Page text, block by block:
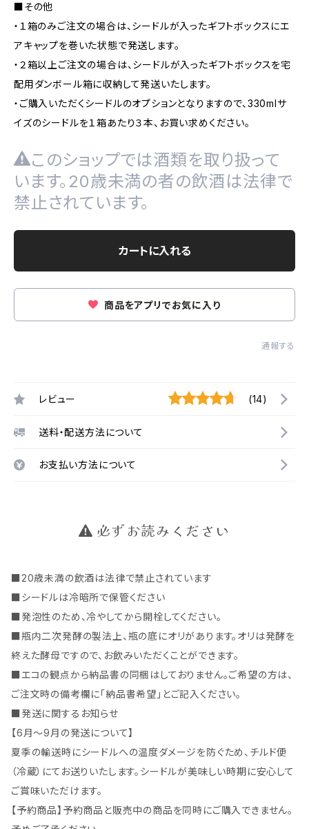
■その他
・１箱のみご注文の場合は、シードルが入ったギフトボックスにエ
アキャップを巻いた状態で発送します。
・２箱以上ご注文の場合は、シードルが入ったギフトボックスを宅
配用ダンボール箱に収納して発送いたします。
・ご購入いただくシードルのオプションとなりますので、330mlサ
イズのシードルを１箱あたり３本、お買い求めください。
このショップでは酒類を取り扱って
います。20歳未満の者の飲酒は法律で
禁止されています。
カートに入れる
商品をアプリでお気に入り
通報する
レビュー (14)
送料・配送方法について
お支払い方法について
必ずお読みください
■20歳未満の飲酒は法律で禁止されています
■シードルは冷暗所で保管ください
■発泡性のため、冷やしてから開栓してください。
■瓶内二次発酵の製法上、瓶の底にオリがあります。オリは発酵を
終えた酵母ですので、お飲みいただくことができます。
■エコの観点から納品書の同梱はしておりません。ご希望の方は、
ご注文時の備考欄に「納品書希望」とご記入ください。
■発送に関するお知らせ
【6月～9月の発送について】
夏季の輸送時にシードルへの温度ダメージを防ぐため、チルド便
（冷蔵）にてお送りいたします。シードルが美味しい時期に安心して
ご賞味いただけます。
【予約商品】予約商品と販売中の商品を同時にご購入できません。